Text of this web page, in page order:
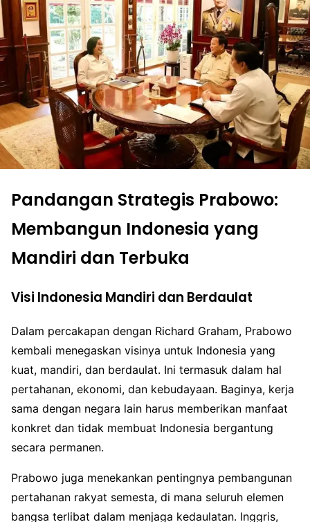
Pandangan Strategis Prabowo:
Membangun Indonesia yang
Mandiri dan Terbuka
Visi Indonesia Mandiri dan Berdaulat
Dalam percakapan dengan Richard Graham, Prabowo
kembali menegaskan visinya untuk Indonesia yang
kuat, mandiri, dan berdaulat. Ini termasuk dalam hal
pertahanan, ekonomi, dan kebudayaan. Baginya, kerja
sama dengan negara lain harus memberikan manfaat
konkret dan tidak membuat Indonesia bergantung
secara permanen.
Prabowo juga menekankan pentingnya pembangunan
pertahanan rakyat semesta, di mana seluruh elemen
bangsa terlibat dalam menjaga kedaulatan. Inggris,